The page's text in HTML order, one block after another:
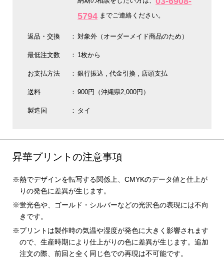
5794 までご連絡ください。
返品・交換 対象外（オーダーメイド商品のため）
最低注文数 1枚から
お支払方法 銀行振込 代金引換 店頭支払
送料 900円（沖縄県2,000円）
製造国 タイ
昇華プリントの注意事項
熱でデザインを転写する関係上、CMYKのデータ値と仕上が
りの発色に差異が生じます。
蛍光色や、ゴールド・シルバーなどの光沢色の表現には不向
きです。
プリントは製作時の気温や湿度が発色に大きく影響されます
ので、生産時期により仕上がりの色に差異が生じます。追加
注文の際、前回と全く同じ色での再現は不可能です。